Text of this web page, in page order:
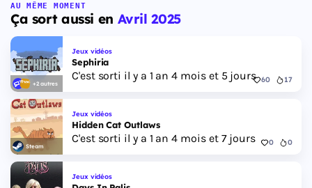
AU MÊME MOMENT
Ça sort aussi en Avril 2025
+2 autres
Jeux vidéos
Sephiria
C'est sorti il y a 1 an 4 mois et 5 jours 60 17
Steam
Jeux vidéos
Hidden Cat Outlaws
C'est sorti il y a 1 an 4 mois et 7 jours 0 0
Jeux vidéos